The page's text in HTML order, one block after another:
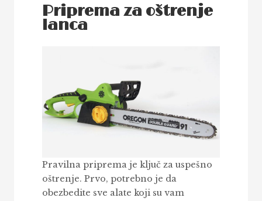
Priprema za oštrenje
lanca
Pravilna priprema je ključ za uspešno
oštrenje. Prvo, potrebno je da
obezbedite sve alate koji su vam